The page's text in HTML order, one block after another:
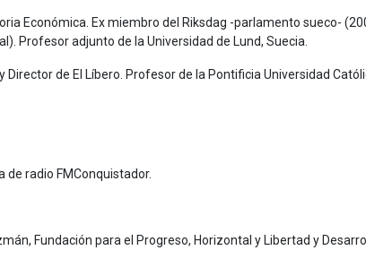
Económica. Ex miembro del Riksdag -parlamento sueco-
Profesor adjunto de la Universidad de Lund, Suecia.
Director de El Líbero. Profesor de la Pontificia Universidad
de radio FMConquistador.
Fundación para el Progreso, Horizontal y Libertad y